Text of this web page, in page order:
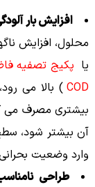
افزایش بار
محلول، افزایش
یا پکیج تصفیه
COD ) بالا می
بیشتری مصرف می
وارد وضعیت
طراحی